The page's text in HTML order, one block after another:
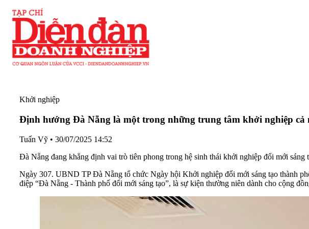
Khởi nghiệp
Định hướng Đà Nẵng là một trong những trung tâm khởi nghiệp cả
Tuấn Vỹ • 30/07/2025 14:52
Đà Nẵng đang khẳng định vai trò tiên phong trong hệ sinh thái khởi nghiệp đổi mới
Ngày 307. UBND TP Đà Nẵng tổ chức Ngày hội Khởi nghiệp đổi mới sáng tạo thành
điệp “Đà Nẵng - Thành phố đổi mới sáng tạo”, là sự kiện thường niên dành cho cộng